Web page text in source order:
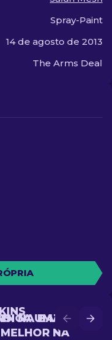
Spray-Paint
14 de agosto de 2013
The Arms Deal
UMA SKIN
MELHOR NA
NA BATALHA